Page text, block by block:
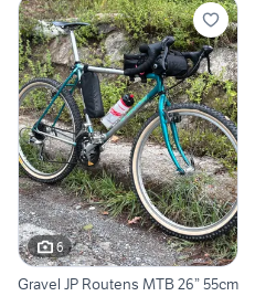
6
Gravel JP Routens MTB 26” 55cm